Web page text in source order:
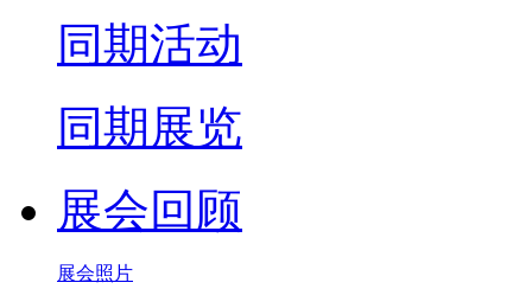
同期活动
同期展览
展会回顾
展会照片